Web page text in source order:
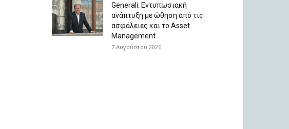
Generali: Eντυπωσιακή
ανάπτυξη με ώθηση από τις
ασφάλειες και το Asset
Management
7 Αυγούστου 2026